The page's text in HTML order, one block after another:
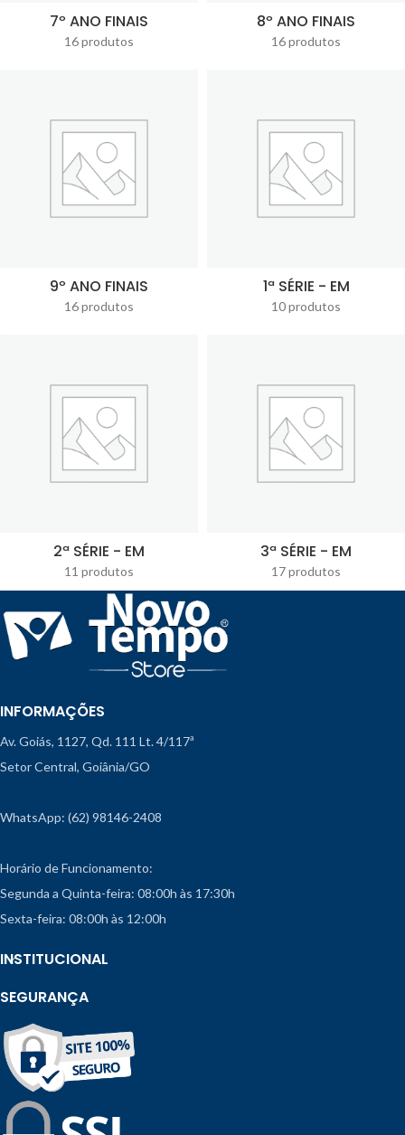
7º ANO FINAIS
16 produtos
8º ANO FINAIS
16 produtos
9º ANO FINAIS
16 produtos
1ª SÉRIE - EM
10 produtos
2ª SÉRIE - EM
11 produtos
3ª SÉRIE - EM
17 produtos
INFORMAÇÕES
Av. Goiás, 1127, Qd. 111 Lt. 4/117ª
Setor Central, Goiânia/GO
WhatsApp: (62) 98146-2408
Horário de Funcionamento:
Segunda a Quinta-feira: 08:00h às 17:30h
Sexta-feira: 08:00h às 12:00h
INSTITUCIONAL
SEGURANÇA